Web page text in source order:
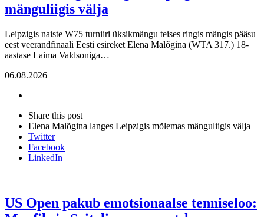
mänguliigis välja
Leipzigis naiste W75 turniiri üksikmängu teises ringis mängis pääsu
eest veerandfinaali Eesti esireket Elena Malõgina (WTA 317.) 18-
aastase Laima Valdsoniga…
06.08.2026
post
Share this postClose
sharing
Elena Malõgina langes Leipzigis mõlemas mänguliigis välja
Twitter
Facebook
LinkedIn
US Open pakub emotsionaalse tenniseloo: